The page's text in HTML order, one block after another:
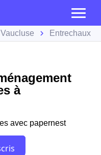
Vaucluse Entrechaux